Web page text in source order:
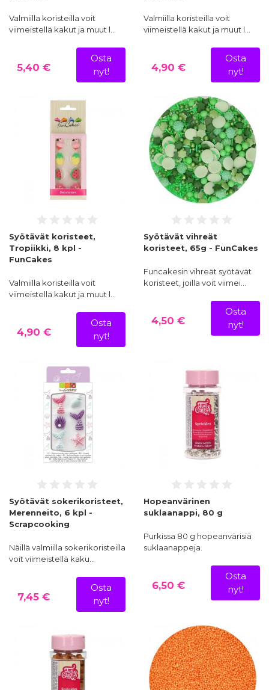
Valmiilla koristeilla voit
viimeistellä kakut ja muut l…
5,40 €
Osta
nyt!
Valmiilla koristeilla voit
viimeistellä kakut ja muut l…
4,90 €
Osta
nyt!
Syötävät koristeet,
Tropiikki, 8 kpl -
FunCakes
Valmiilla koristeilla voit
viimeistellä kakut ja muut l…
4,90 €
Osta
nyt!
Syötävät vihreät
koristeet, 65g - FunCakes
Funcakesin vihreät syötävät
koristeet, joilla voit viimei…
4,50 €
Osta
nyt!
Syötävät sokerikoristeet,
Merenneito, 6 kpl -
Scrapcooking
Näillä valmiilla sokerikoristeilla
voit viimeistellä kaku…
7,45 €
Osta
nyt!
Hopeanvärinen
suklaanappi, 80 g
Purkissa 80 g hopeanvärisiä
suklaanappeja.
6,50 €
Osta
nyt!